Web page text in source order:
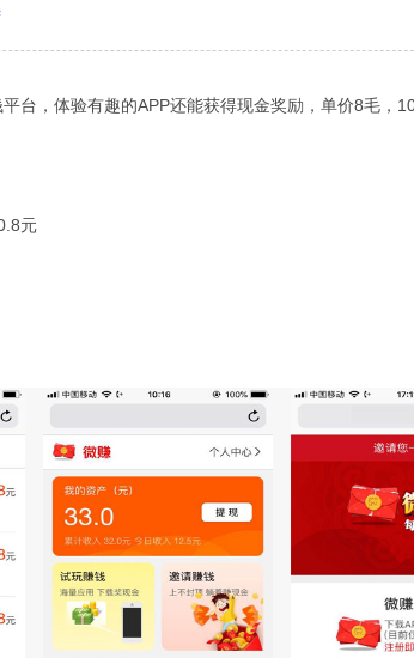
台，体验有趣的APP还能获得现金奖励，单价8毛，
元